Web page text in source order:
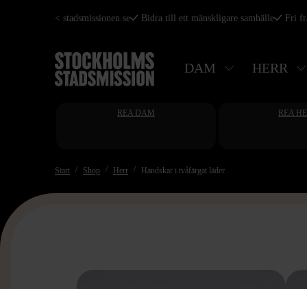
Hoppa
huvudinnehåll
< stadsmissionen.se Bidra till ett mänskligare samhälle Fri
DAM HERR
REA DAM REA
Start Shop Herr Handskar i tvåfärgat läder